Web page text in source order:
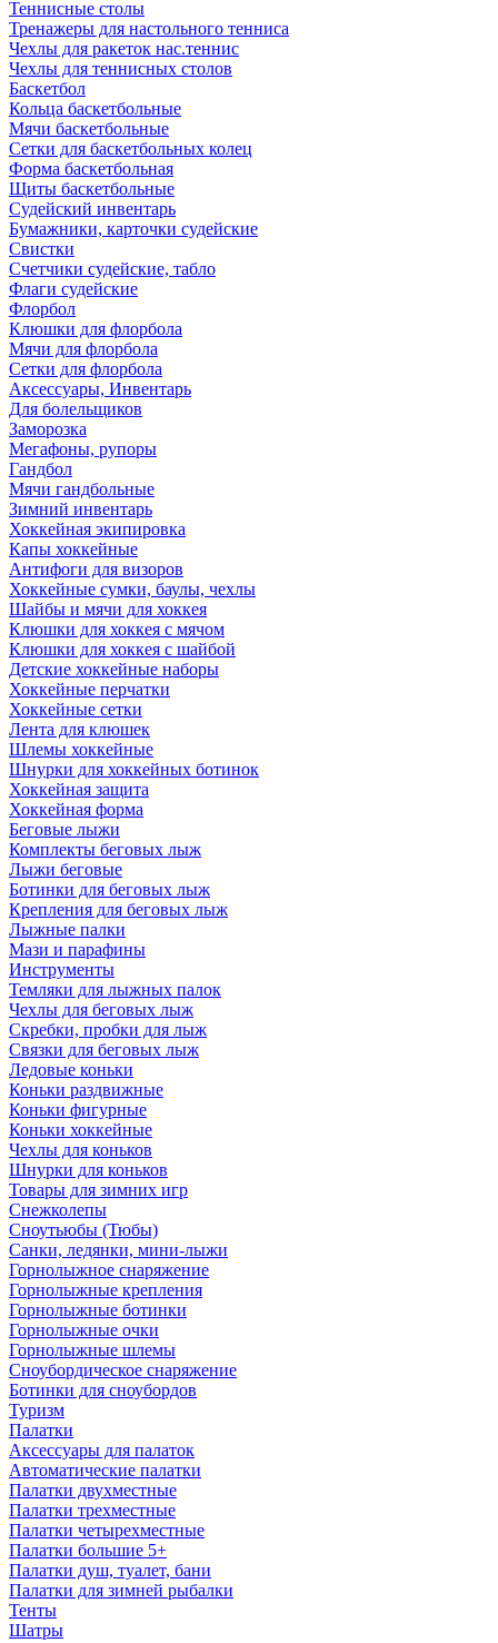
Теннисные столы
Тренажеры для настольного тенниса
Чехлы для ракеток нас.теннис
Чехлы для теннисных столов
Баскетбол
Кольца баскетбольные
Мячи баскетбольные
Сетки для баскетбольных колец
Форма баскетбольная
Щиты баскетбольные
Судейский инвентарь
Бумажники, карточки судейские
Свистки
Счетчики судейские, табло
Флаги судейские
Флорбол
Клюшки для флорбола
Мячи для флорбола
Сетки для флорбола
Аксессуары, Инвентарь
Для болельщиков
Заморозка
Мегафоны, рупоры
Гандбол
Мячи гандбольные
Зимний инвентарь
Хоккейная экипировка
Капы хоккейные
Антифоги для визоров
Хоккейные сумки, баулы, чехлы
Шайбы и мячи для хоккея
Клюшки для хоккея с мячом
Клюшки для хоккея с шайбой
Детские хоккейные наборы
Хоккейные перчатки
Хоккейные сетки
Лента для клюшек
Шлемы хоккейные
Шнурки для хоккейных ботинок
Хоккейная защита
Хоккейная форма
Беговые лыжи
Комплекты беговых лыж
Лыжи беговые
Ботинки для беговых лыж
Крепления для беговых лыж
Лыжные палки
Мази и парафины
Инструменты
Темляки для лыжных палок
Чехлы для беговых лыж
Скребки, пробки для лыж
Связки для беговых лыж
Ледовые коньки
Коньки раздвижные
Коньки фигурные
Коньки хоккейные
Чехлы для коньков
Шнурки для коньков
Товары для зимних игр
Снежколепы
Сноутьюбы (Тюбы)
Санки, ледянки, мини-лыжи
Горнолыжное снаряжение
Горнолыжные крепления
Горнолыжные ботинки
Горнолыжные очки
Горнолыжные шлемы
Сноубордическое снаряжение
Ботинки для сноубордов
Туризм
Палатки
Аксессуары для палаток
Автоматические палатки
Палатки двухместные
Палатки трехместные
Палатки четырехместные
Палатки большие 5+
Палатки душ, туалет, бани
Палатки для зимней рыбалки
Тенты
Шатры